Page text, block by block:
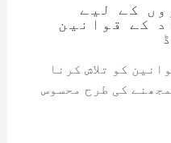
کے لیے
کے قوانین
کو تلاش کرنا
کی طرح محسوس